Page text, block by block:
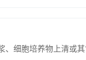
细胞培养物上清或其